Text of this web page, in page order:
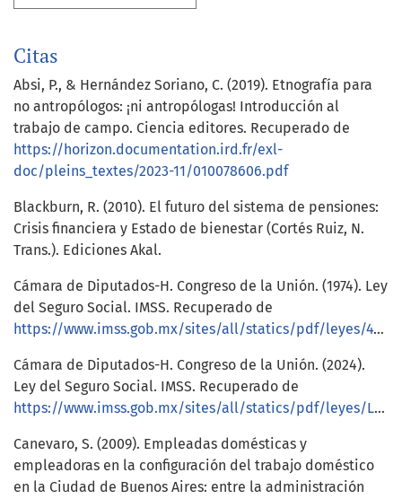
Citas
Absi, P., & Hernández Soriano, C. (2019). Etnografía para
no antropólogos: ¡ni antropólogas! Introducción al
trabajo de campo. Ciencia editores. Recuperado de
https://horizon.documentation.ird.fr/exl-
doc/pleins_textes/2023-11/010078606.pdf
Blackburn, R. (2010). El futuro del sistema de pensiones:
Crisis financiera y Estado de bienestar (Cortés Ruiz, N.
Trans.). Ediciones Akal.
Cámara de Diputados-H. Congreso de la Unión. (1974). Ley
del Seguro Social. IMSS. Recuperado de
https://www.imss.gob.mx/sites/all/statics/pdf/leyes/4129_LSS_1973.pdf
Cámara de Diputados-H. Congreso de la Unión. (2024).
Ley del Seguro Social. IMSS. Recuperado de
https://www.imss.gob.mx/sites/all/statics/pdf/leyes/LSS.pdf
Canevaro, S. (2009). Empleadas domésticas y
empleadoras en la configuración del trabajo doméstico
en la Ciudad de Buenos Aires: entre la administración